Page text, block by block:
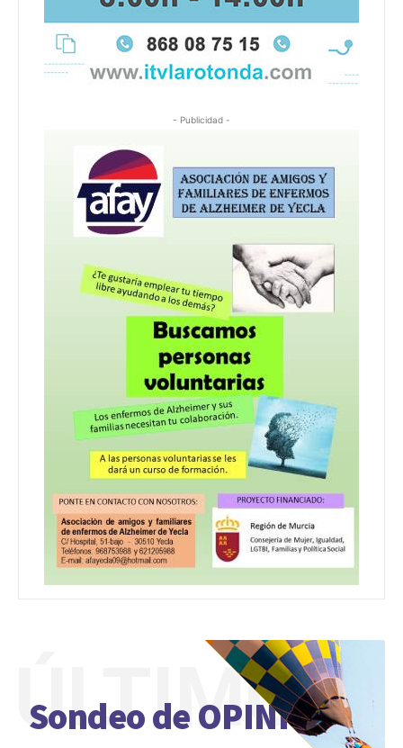
- Publicidad -
Sondeo de OPINIÓN
ÚLTIMO